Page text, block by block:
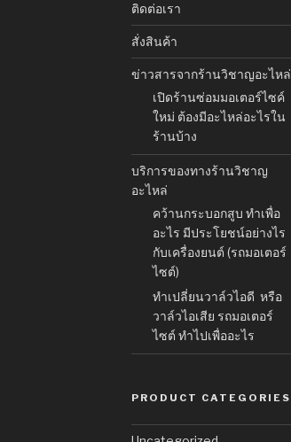
ติดต่อเรา
สั่งสินค้า
ข่าวสารจากร้านวิชาญอะไหล่
เปิดร้านซ่อมมอเตอร์ไซค์
ใหม่ ต้องมีอะไหล่อะไรใน
ร้านบ้าง
บริการของทางร้านวิชาญ
อะไหล่
คว้านกระบอกสูบ ทำเพื่อ
อะไร มีประโยชน์อย่างไร
กับเครื่องยนต์ (รถมอเตอร์
ไซต์)
ทำเปลี่ยนวาล์วไอดี หรือ
วาล์วไอเสีย รถมอเตอร์
ไซต์ ทำไปเพื่ออะไร
PRODUCT CATEGORIES